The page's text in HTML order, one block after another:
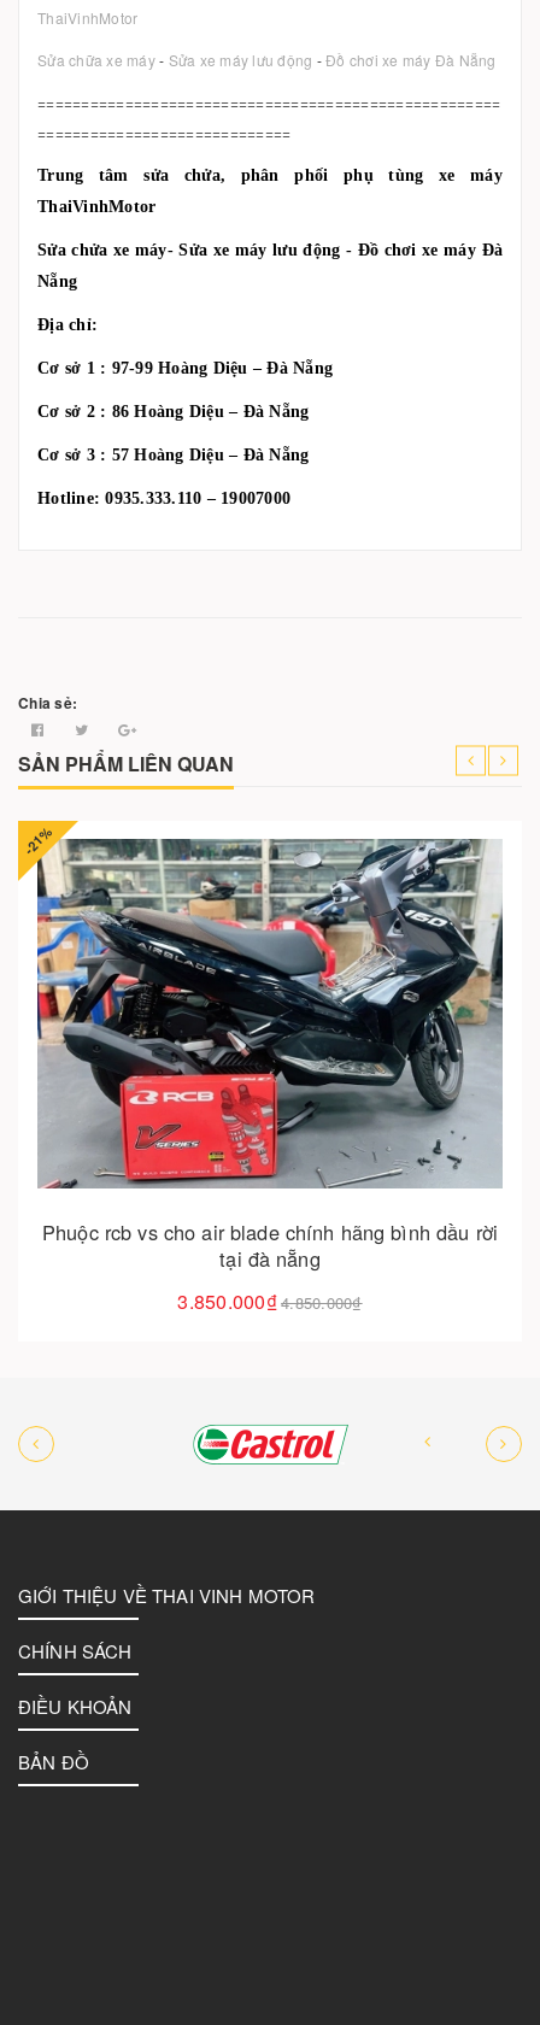
ThaiVinhMotor
Sửa chữa xe máy- Sửa xe máy lưu động -Đồ chơi xe máy Đà Nẵng
=====================================================
=============================
Trung tâm sửa chửa, phân phối phụ tùng xe máy
ThaiVinhMotor
Sửa chửa xe máy- Sửa xe máy lưu động - Đồ chơi xe máy Đà
Nẵng
Địa chỉ:
Cơ sở 1 : 97-99 Hoàng Diệu – Đà Nẵng
Cơ sở 2 : 86 Hoàng Diệu – Đà Nẵng
Cơ sở 3 : 57 Hoàng Diệu – Đà Nẵng
Hotline: 0935.333.110 – 19007000
Chia sẻ:
SẢN PHẨM LIÊN QUAN
-21%
Phuộc rcb vs cho air blade chính hãng bình dầu rời
tại đà nẵng
3.850.000₫4.850.000₫
Cho vào giỏ hàng
GIỚI THIỆU VỀ THAI VINH MOTOR
CHÍNH SÁCH
ĐIỀU KHOẢN
BẢN ĐỒ